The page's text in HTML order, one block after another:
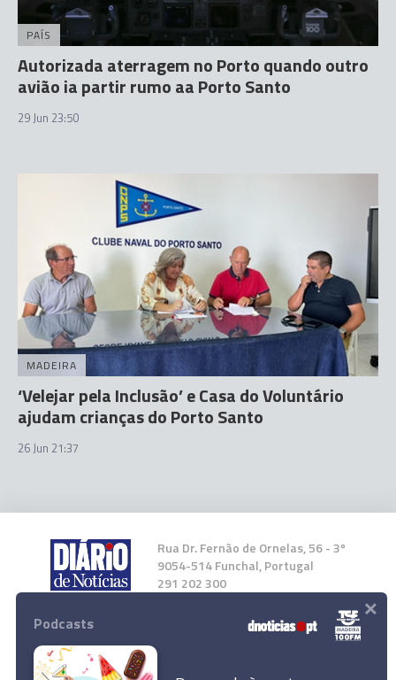
PAÍS
Autorizada aterragem no Porto quando outro
avião ia partir rumo aa Porto Santo
29 Jun 23:50
MADEIRA
‘Velejar pela Inclusão’ e Casa do Voluntário
ajudam crianças do Porto Santo
26 Jun 21:37
Rua Dr. Fernão de Ornelas, 56 - 3º
9054-514 Funchal, Portugal
291 202 300
Instale a nossa App
Podcasts ×